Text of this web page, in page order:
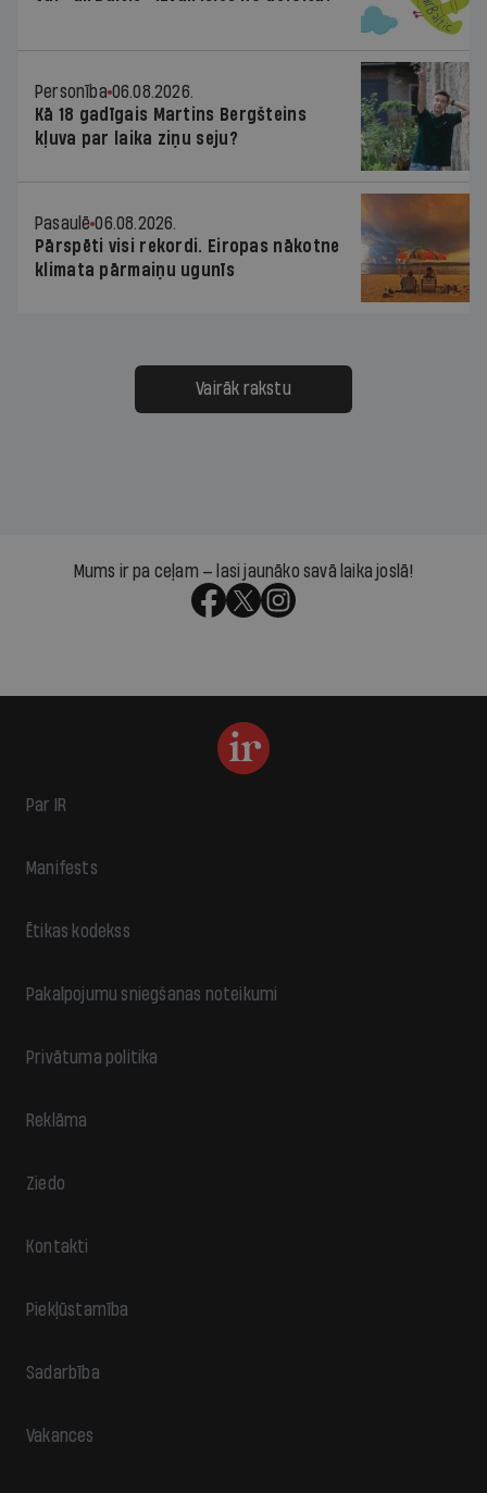
Personība 06.08.2026.
Kā 18 gadīgais Martins Bergšteins
kļuva par laika ziņu seju?
Pasaulē 06.08.2026.
Pārspēti visi rekordi. Eiropas nākotne
klimata pārmaiņu ugunīs
Vairāk rakstu
Mums ir pa ceļam — lasi jaunāko savā laika joslā!
Par IR
Manifests
Ētikas kodekss
Pakalpojumu sniegšanas noteikumi
Privātuma politika
Reklāma
Ziedo
Kontakti
Piekļūstamība
Sadarbība
Vakances